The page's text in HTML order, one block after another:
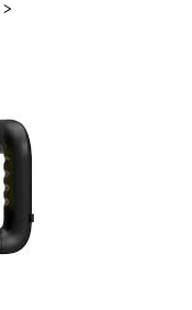
>